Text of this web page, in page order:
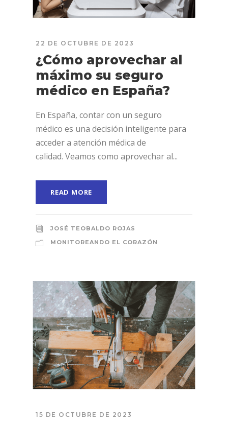
22 DE OCTUBRE DE 2023
¿Cómo aprovechar al
máximo su seguro
médico en España?
En España, contar con un seguro
médico es una decisión inteligente para
acceder a atención médica de
calidad. Veamos como aprovechar al...
READ MORE
JOSÉ TEOBALDO ROJAS
MONITOREANDO EL CORAZÓN
15 DE OCTUBRE DE 2023